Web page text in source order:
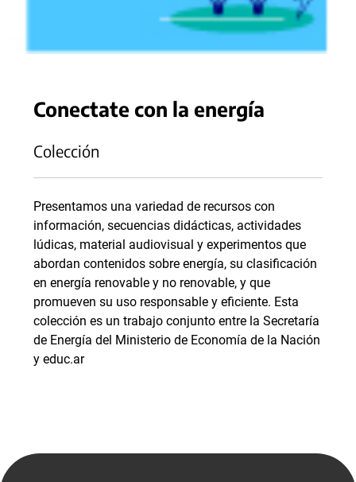
Conectate con la energía
Colección
Presentamos una variedad de recursos con
información, secuencias didácticas, actividades
lúdicas, material audiovisual y experimentos que
abordan contenidos sobre energía, su clasificación
en energía renovable y no renovable, y que
promueven su uso responsable y eficiente. Esta
colección es un trabajo conjunto entre la Secretaría
de Energía del Ministerio de Economía de la Nación
y educ.ar